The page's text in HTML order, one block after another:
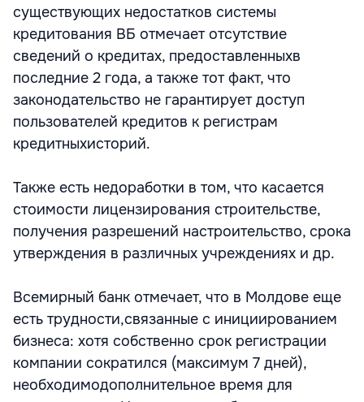
существующих недостатков системы
кредитования ВБ отмечает отсутствие
сведений о кредитах, предоставленныхв
последние 2 года, а также тот факт, что
законодательство не гарантирует доступ
пользователей кредитов к регистрам
кредитныхисторий.
Также есть недоработки в том, что касается
стоимости лицензирования строительстве,
получения разрешений настроительство, срока
утверждения в различных учреждениях и др.
Всемирный банк отмечает, что в Молдове еще
есть трудности,связанные с инициированием
бизнеса: хотя собственно срок регистрации
компании сократился (максимум 7 дней),
необходимодополнительное время для